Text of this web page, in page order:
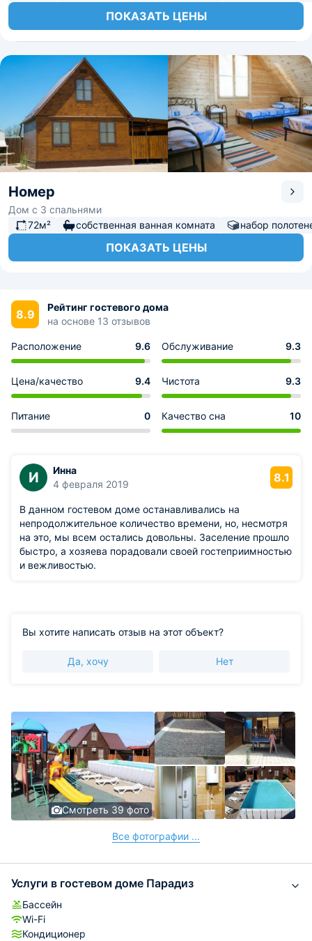
ПОКАЗАТЬ ЦЕНЫ
Номер
Дом с 3 спальнями
72м²
собственная ванная комната набор
ПОКАЗАТЬ ЦЕНЫ
8.9
Рейтинг гостевого дома
на основе 13 отзывов
Расположение 9.6 Обслуживание 9.3
Цена/качество 9.4 Чистота 9.3
Питание 0 Качество сна 10
И
Инна
4 февраля 2019
8.1
В данном гостевом доме останавливались на
непродолжительное количество времени, но, несмотря
на это, мы всем остались довольны. Заселение прошло
быстро, а хозяева порадовали своей гостеприимностью
и вежливостью.
Вы хотите написать отзыв на этот объект?
Да, хочу Нет
Смотреть 39 фото
Все фотографии ...
Услуги в гостевом доме Парадиз
Бассейн
Wi-Fi
Кондиционер